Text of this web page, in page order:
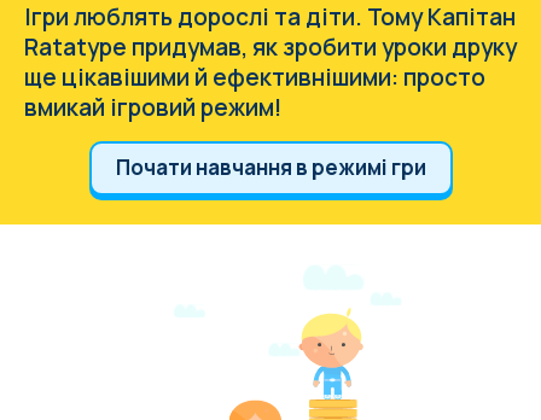
Ігри люблять дорослі та діти. Тому Капітан
Ratatype придумав, як зробити уроки друку
ще цікавішими й ефективнішими: просто
вмикай ігровий режим!
Почати навчання в режимі гри